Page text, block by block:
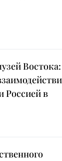
Востока:
Россией в